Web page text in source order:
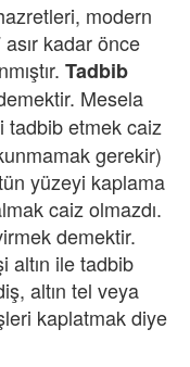
modern
kadar önce
Tadbib
Mesela
tadbib etmek caiz
gerekir)
yüzeyi kaplama
caiz olmazdı.
demektir.
altın ile tadbib
altın tel veya
kaplatmak diye